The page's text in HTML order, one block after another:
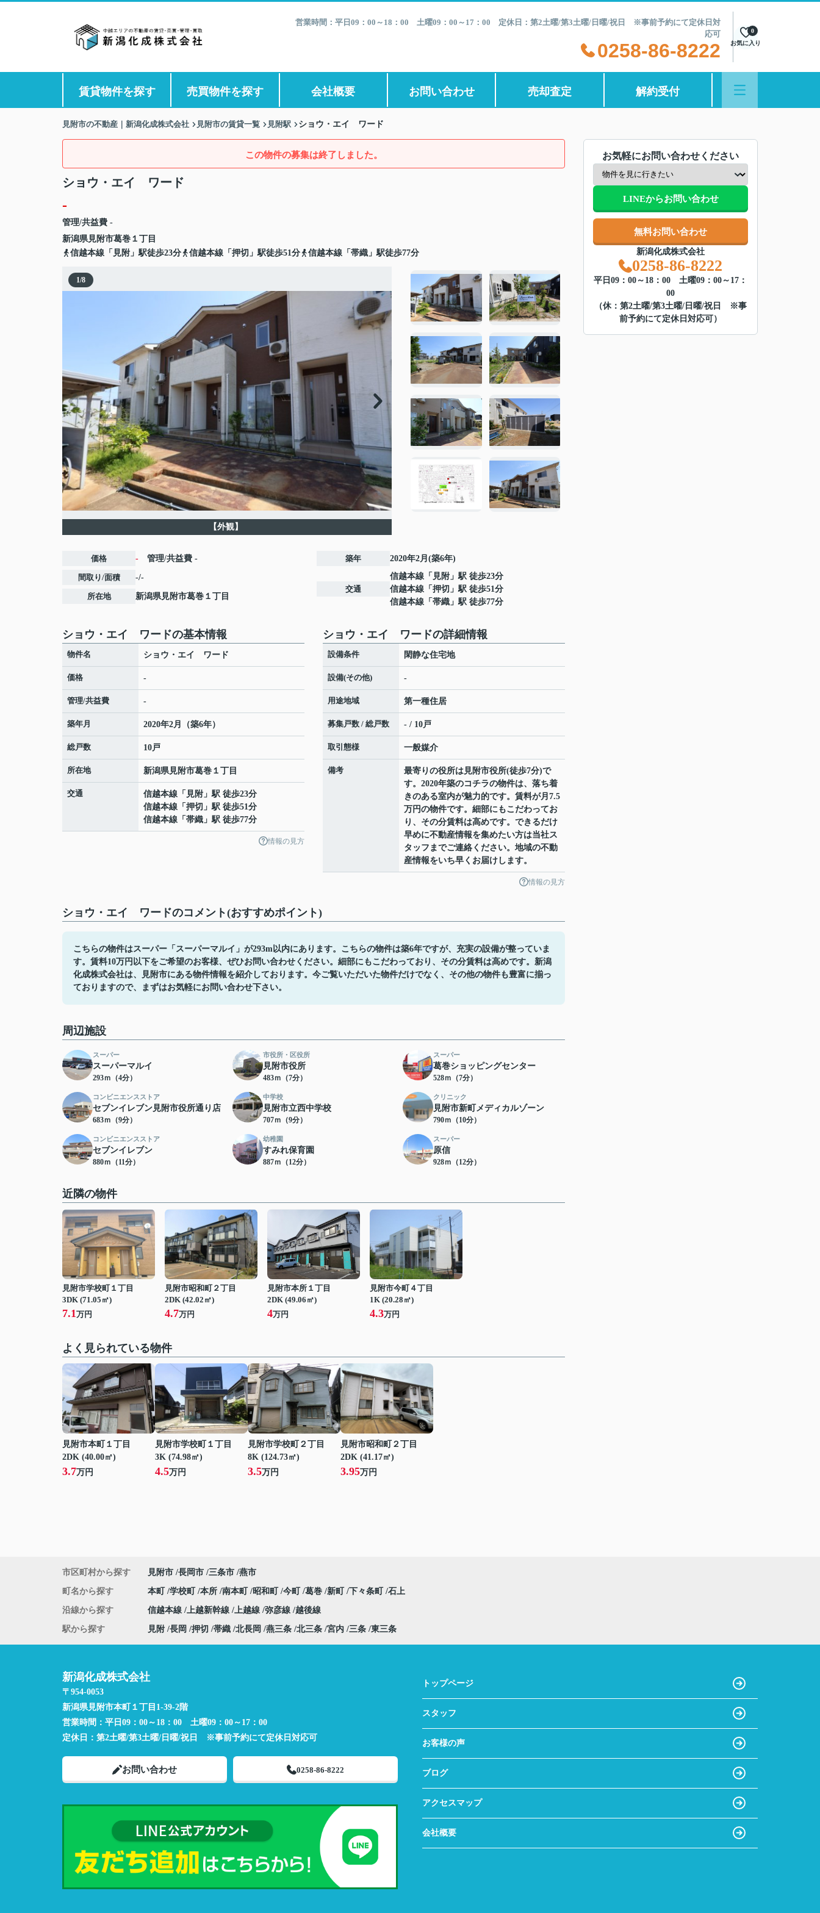
営業時間：平日09：00～18：00 土曜09：00～17：00 定休日：第2土曜/第3土曜/日曜/祝日 ※事前予約にて定休日対
応可
0258-86-8222 お気に入り
0
賃貸物件を探す 売買物件を探す 会社概要 お問い合わせ 売却査定 解約受付
見附市の不動産｜新潟化成株式会社 見附市の賃貸一覧 見附駅 ショウ・エイ ワード
この物件の募集は終了しました。
ショウ・エイ ワード
-
管理/共益費 -
新潟県見附市葛巻 １丁目
信越本線「見附」駅徒歩23分
信越本線「押切」駅徒歩51分 信越本線「帯織」駅徒歩77分
1/8
【外観】
価格 - 管理/共益費 -
間取り/面積 -/-
所在地 新潟県見附市葛巻 １丁目
築年 2020年2月(築6年)
交通
信越本線 「 見附 」駅 徒歩23分
信越本線 「 押切 」駅 徒歩51分
信越本線 「 帯織 」駅 徒歩77分
ショウ・エイ ワードの基本情報
物件名 ショウ・エイ ワード
価格 -
管理/共益費 -
築年月 2020年2月（築6年）
総戸数 10戸
所在地 新潟県見附市葛巻 １丁目
交通 信越本線 「 見附 」駅 徒歩23分
信越本線 「 押切 」駅 徒歩51分
信越本線 「 帯織 」駅 徒歩77分
情報の見方
ショウ・エイ ワードの詳細情報
設備条件 閑静な住宅地
設備(その他) -
用途地域 第一種住居
募集戸数 / 総戸数 - / 10戸
取引態様 一般媒介
備考
最寄りの役所は見附市役所(徒歩7分)で
す。2020年築のコチラの物件は、落ち着
きのある室内が魅力的です。賃料が月7.5
万円の物件です。細部にもこだわってお
り、その分賃料は高めです。できるだけ
早めに不動産情報を集めたい方は当社ス
タッフまでご連絡ください。地域の不動
産情報をいち早くお届けします。
情報の見方
ショウ・エイ ワードのコメント(おすすめポイント)
こちらの物件はスーパー「スーパーマルイ」が293m以内にあります。こちらの物件は築6年ですが、充実の設備が整っていま
す。賃料10万円以下をご希望のお客様、ぜひお問い合わせください。細部にもこだわっており、その分賃料は高めです。新潟
化成株式会社は、見附市にある物件情報を紹介しております。今ご覧いただいた物件だけでなく、その他の物件も豊富に揃っ
ておりますので、まずはお気軽にお問い合わせ下さい。
周辺施設
スーパー
スーパーマルイ
293ｍ（4分）
市役所・区役所
見附市役所
483ｍ（7分）
スーパー
葛巻ショッピングセンター
528ｍ（7分）
コンビニエンスストア
セブンイレブン見附市役所通り店
683ｍ（9分）
中学校
見附市立西中学校
707ｍ（9分）
クリニック
見附市新町メディカルゾーン
790ｍ（10分）
コンビニエンスストア
セブンイレブン
880ｍ（11分）
幼稚園
すみれ保育園
887ｍ（12分）
スーパー
原信
928ｍ（12分）
近隣の物件
見附市学校町１丁目
3DK (71.05㎡)
7.1万円
見附市昭和町２丁目
2DK (42.02㎡)
4.7万円
見附市本所１丁目
2DK (49.06㎡)
4万円
見附市今町４丁目
1K (20.28㎡)
4.3万円
よく見られている物件
見附市本町１丁目
2DK (40.00㎡)
3.7万円
見附市学校町１丁目
3K (74.98㎡)
4.5万円
見附市学校町２丁目
8K (124.73㎡)
3.5万円
見附市昭和町２丁目
2DK (41.17㎡)
3.95万円
お気軽にお問い合わせください
LINEからお問い合わせ
無料お問い合わせ
新潟化成株式会社
0258-86-8222
平日09：00～18：00 土曜09：00～17：
00
（休：第2土曜/第3土曜/日曜/祝日 ※事
前予約にて定休日対応可）
市区町村から探す 見附市 長岡市 三条市 燕市
町名から探す 本町 学校町 本所 南本町 昭和町 今町 葛巻 新町 下々条町 石上
沿線から探す 信越本線 上越新幹線 上越線 弥彦線 越後線
駅から探す 見附 長岡 押切 帯織 北長岡 燕三条 北三条 宮内 三条 東三条
新潟化成株式会社
〒954-0053
新潟県見附市本町１丁目1-39-2階
営業時間： 平日09：00～18：00 土曜09：00～17：00
定休日： 第2土曜/第3土曜/日曜/祝日 ※事前予約にて定休日対応可
お問い合わせ 0258-86-8222
トップページ
スタッフ
お客様の声
ブログ
アクセスマップ
会社概要